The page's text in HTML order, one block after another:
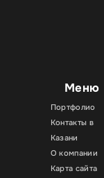
Меню
Портфолио
Контакты в
Казани
О компании
Карта сайта